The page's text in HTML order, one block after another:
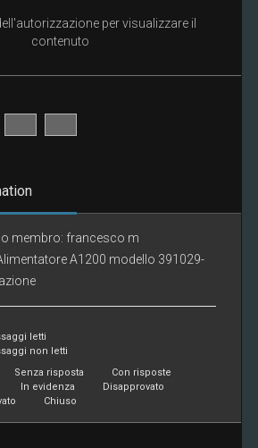
per visualizzare il
contenuto
membro: francesco m
A1200 modello 391029-
letti
non letti
Senza risposta
Con risposte
In evidenza
Disapprovato
Chiuso